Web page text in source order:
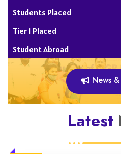
Students Placed
Tier 1 Placed
Student Abroad
News
Latest